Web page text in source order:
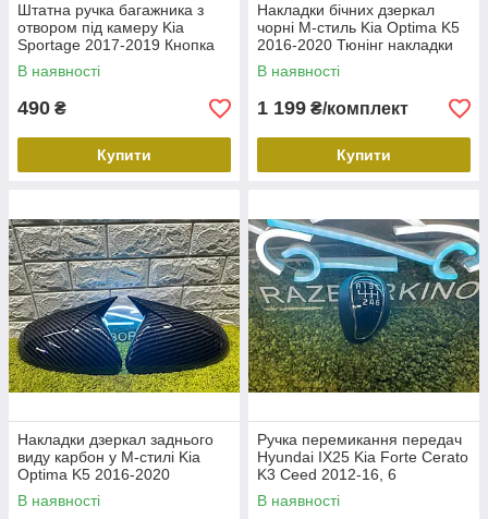
Штатна ручка багажника з
отвором під камеру Kia
Sportage 2017-2019 Кнопка
багажника ручка Кіа
Спортейдж 81260D9010
В наявності
490 ₴
Купити
Накладки бічних дзеркал
чорні M-стиль Kia Optima K5
2016-2020 Тюнінг накладки
дзеркал чорні Кіа Оптима К5
В наявності
1 199 ₴/комплект
Купити
Накладки дзеркал заднього
виду карбон у М-стилі Kia
Optima K5 2016-2020
Карбонові накладки бічних
дзеркал Кіа Оптима К5
В наявності
Ручка перемикання передач
Hyundai IX25 Kia Forte Cerato
K3 Ceed 2012-16, 6
швидкостей наболдажник
В наявності